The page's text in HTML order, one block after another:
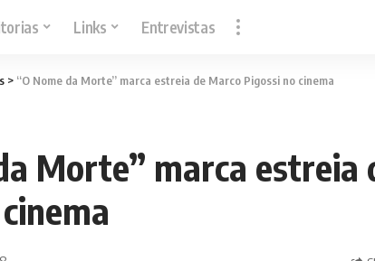
Links Entrevistas
> “O Nome da Morte” marca estreia de Marco Pigossi no cinema
Morte” marca estreia